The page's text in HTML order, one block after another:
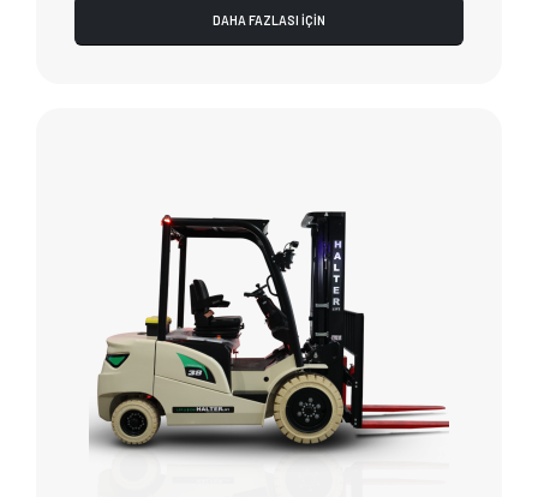
DAHA FAZLASI İÇİN